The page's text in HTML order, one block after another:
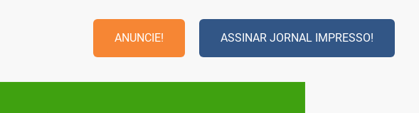
ANUNCIE! ASSINAR JORNAL IMPRESSO!